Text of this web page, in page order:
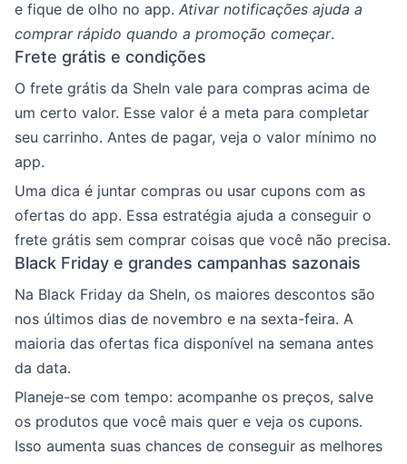
e fique de olho no app. Ativar notificações ajuda a
comprar rápido quando a promoção começar.
Frete grátis e condições
O frete grátis da SheIn vale para compras acima de
um certo valor. Esse valor é a meta para completar
seu carrinho. Antes de pagar, veja o valor mínimo no
app.
Uma dica é juntar compras ou usar cupons com as
ofertas do app. Essa estratégia ajuda a conseguir o
frete grátis sem comprar coisas que você não precisa.
Black Friday e grandes campanhas sazonais
Na Black Friday da SheIn, os maiores descontos são
nos últimos dias de novembro e na sexta-feira. A
maioria das ofertas fica disponível na semana antes
da data.
Planeje-se com tempo: acompanhe os preços, salve
os produtos que você mais quer e veja os cupons.
Isso aumenta suas chances de conseguir as melhores